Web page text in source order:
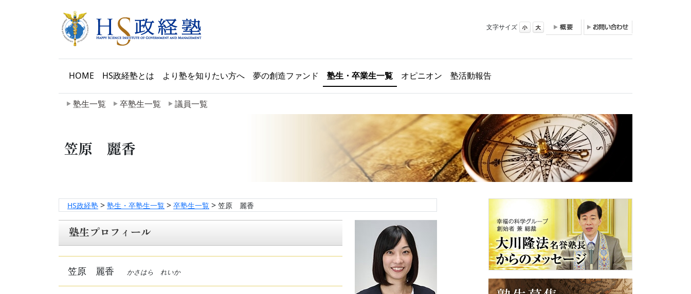
文字サイズ
HOME HS政経塾とは より塾を知りたい方へ 夢の創造ファンド 塾生・卒業生一覧 オピニオン 塾活動報告
塾生一覧 卒塾生一覧 議員一覧
笠原 麗香
HS政経塾 > 塾生・卒塾生一覧 > 卒塾生一覧 > 笠原 麗香
塾生プロフィール
笠原 麗香 かさはら れいか